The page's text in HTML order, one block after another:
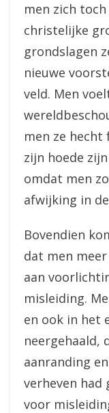
men zich
christelijke
grondslagen
nieuwe
veld. Men
men ze
zijn hoede
omdat men
afwijking in
Bovendien
dat men
aan
misleiding.
en ook in het
neergehaald,
aanranding
verheven had
voor